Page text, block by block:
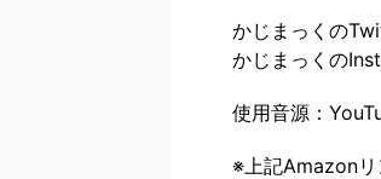
かじまっくの
かじまっくの
使用音源：
※上記Amazonリ